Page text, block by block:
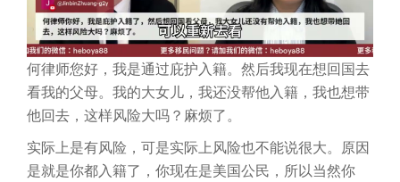
何律师您好，我是通过庇护入籍。然后我现在想回国去
看我的父母。我的大女儿，我还没帮他入籍，我也想带
他回去，这样风险大吗？麻烦了。
实际上是有风险，可是实际上风险也不能说很大。原因
是就是你都入籍了，你现在是美国公民，所以当然你